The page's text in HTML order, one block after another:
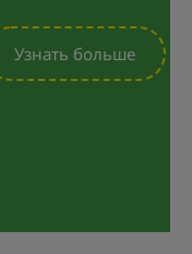
Узнать больше